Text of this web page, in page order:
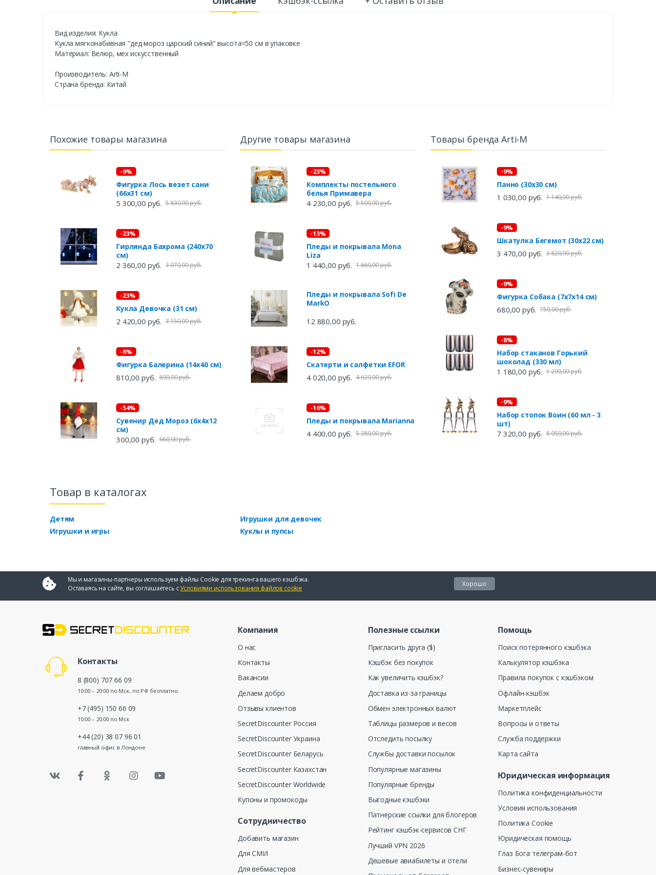
Вид изделия: Кукла
Кукла мягконабивная "дед мороз царский синий" высота=50 см в упаковке
Материал: Велюр, мех искусственный
Производитель: Arti-M
Страна бренда: Китай
Похожие товары магазина
-9%
Фигурка Лось везет сани
(66х31 см)
5 300,00 руб. 5 830,00 руб.
-23%
Гирлянда Бахрома (240х70
см)
2 360,00 руб. 3 070,00 руб.
-23%
Кукла Девочка (31 см)
2 420,00 руб. 3 150,00 руб.
-8%
Фигурка Балерина (14х40 см)
810,00 руб. 890,00 руб.
-54%
Сувенир Дед Мороз (6х4х12
см)
300,00 руб. 660,00 руб.
Другие товары магазина
-23%
Комплекты постельного
белья Примавера
4 230,00 руб. 5 500,00 руб.
-13%
Пледы и покрывала Mona
Liza
1 440,00 руб. 1 660,00 руб.
Пледы и покрывала Sofi De
MarkO
12 880,00 руб.
-12%
Скатерти и салфетки EFOR
4 020,00 руб. 4 620,00 руб.
-16%
Пледы и покрывала Marianna
4 400,00 руб. 5 280,00 руб.
Товары бренда Arti-M
-9%
Панно (30х30 см)
1 030,00 руб. 1 140,00 руб.
-9%
Шкатулка Бегемот (30х22 см)
3 470,00 руб. 3 820,00 руб.
-9%
Фигурка Собака (7х7х14 см)
680,00 руб. 750,00 руб.
-8%
Набор стаканов Горький
шоколад (330 мл)
1 180,00 руб. 1 290,00 руб.
-9%
Набор стопок Воин (60 мл - 3
шт)
7 320,00 руб. 8 050,00 руб.
Товар в каталогах
Детям
Игрушки и игры
Игрушки для девочек
Куклы и пупсы
Мы и магазины-партнеры используем файлы Cookie для трекинга вашего кэшбэка.
Оставаясь на сайте, вы соглашаетесь сУсловиями использования файлов cookie
Хорошо
Контакты
8 (800) 707 66 09
10:00 – 20:00 по Мск, по РФ бесплатно
+7 (495) 150 66 09
10:00 – 20:00 по Мск
+44 (20) 38 07 96 01
главный офис в Лондоне
Компания
О нас
Контакты
Вакансии
Делаем добро
Отзывы клиентов
SecretDiscounter Россия
SecretDiscounter Украина
SecretDiscounter Беларусь
SecretDiscounter Казахстан
SecretDiscounter Worldwide
Купоны и промокоды
Сотрудничество
Добавить магазин
Для СМИ
Для вебмастеров
Полезные ссылки
Пригласить друга ($)
Кэшбэк без покупок
Как увеличить кэшбэк?
Доставка из-за границы
Обмен электронных валют
Таблицы размеров и весов
Отследить посылку
Службы доставки посылок
Популярные магазины
Популярные бренды
Выгодные кэшбэки
Патнерские ссылки для блогеров
Рейтинг кэшбэк-сервисов СНГ
Лучший VPN 2026
Дешевые авиабилеты и отели
Помощь
Поиск потерянного кэшбэка
Калькулятор кэшбэка
Правила покупок с кэшбэком
Офлайн-кэшбэк
Маркетплейс
Вопросы и ответы
Служба поддержки
Карта сайта
Юридическая информация
Политика конфиденциальности
Условия использования
Политика Cookie
Юридическая помощь
Глаз Бога телеграм-бот
Бизнес-сувениры